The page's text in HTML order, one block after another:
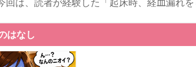
回は、読者が経験した「起床時、経血漏れ
はなし